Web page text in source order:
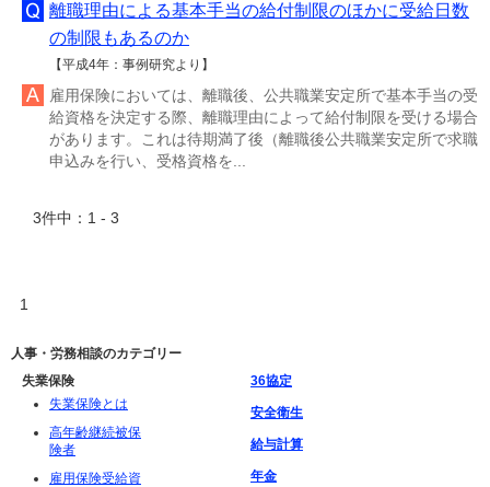
離職理由による基本手当の給付制限のほかに受給日数
の制限もあるのか
【平成4年：事例研究より】
雇用保険においては、離職後、公共職業安定所で基本手当の受
給資格を決定する際、離職理由によって給付制限を受ける場合
があります。これは待期満了後（離職後公共職業安定所で求職
申込みを行い、受格資格を...
3件中：1 - 3
1
人事・労務相談のカテゴリー
失業保険
失業保険とは
高年齢継続被保
険者
雇用保険受給資
36協定
安全衛生
給与計算
年金